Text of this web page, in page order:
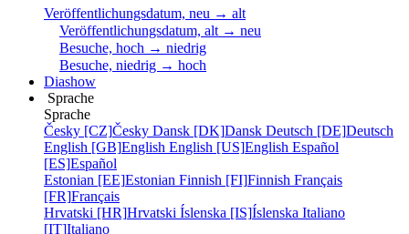
Veröffentlichungsdatum, neu → alt
Veröffentlichungsdatum, alt → neu
Besuche, hoch → niedrig
Besuche, niedrig → hoch
Diashow
Sprache
Sprache
Česky [CZ]Česky Dansk [DK]Dansk Deutsch [DE]Deutsch
English [GB]English English [US]English Español
[ES]Español
Estonian [EE]Estonian Finnish [FI]Finnish Français
[FR]Français
Hrvatski [HR]Hrvatski Íslenska [IS]Íslenska Italiano
[IT]Italiano